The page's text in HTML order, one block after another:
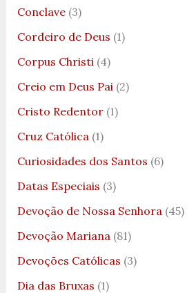
Conclave(3)
Cordeiro de Deus (1)
Corpus Christi (4)
Creio em Deus Pai (2)
Cristo Redentor(1)
Cruz Católica (1)
Curiosidades dos Santos (6)
Datas Especiais (3)
Devoção de Nossa Senhora (45)
Devoção Mariana (81)
Devoções Católicas (3)
Dia das Bruxas (1)